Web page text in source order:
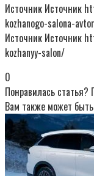
Источник Источник
kozhanogo-salona-
Источник Источник
kozhanyy-salon/
0
Понравилась
Вам также может